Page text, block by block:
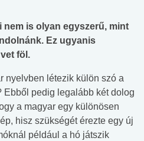
nem is olyan egyszerű, mint
Ez ugyanis
föl.
nyelvben létezik külön szó a
Ebből pedig legalább két dolog
a magyar egy különösen
hisz szükségét érezte egy új
például a hó játszik